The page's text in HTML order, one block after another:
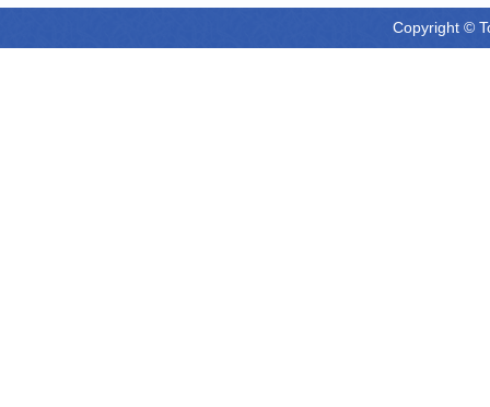
Copyright ©